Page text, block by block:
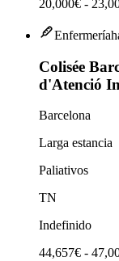
20,000€ -
Enfermería
Colisée
d'Atenció
Barcelona
Larga estancia
Paliativos
TN
Indefinido
44,657€ -